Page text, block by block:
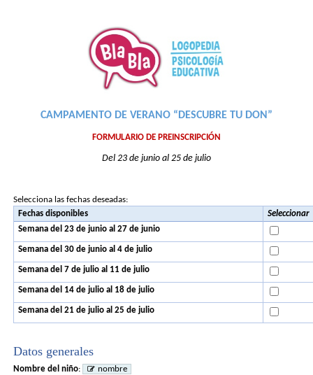
CAMPAMENTO DE VERANO “DESCUBRE TU DON”
FORMULARIO DE PREINSCRIPCIÓN
Del 23 de junio al 25 de julio
Selecciona las fechas deseadas:
Fechas disponibles
Seleccionar
Semana del ​​ 23​​ de junio al ​​ 27​​ de junio
Semana del ​​ 30​​ de junio al ​​ 4​​ de julio
Semana del ​​ 7​​ de julio al ​​ 11​​ de julio
Semana del ​​ 14​​ de julio al ​​ 18​​ de julio
Semana del 21​​ de julio al ​​ 25 de julio
Datos generales
Nombre del niño: nombre